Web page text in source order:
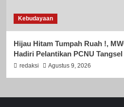
Kebudayaan
Hijau Hitam Tumpah Ruah !,
Hadiri Pelantikan PCNU Tangsel
redaksi Agustus 9, 2026